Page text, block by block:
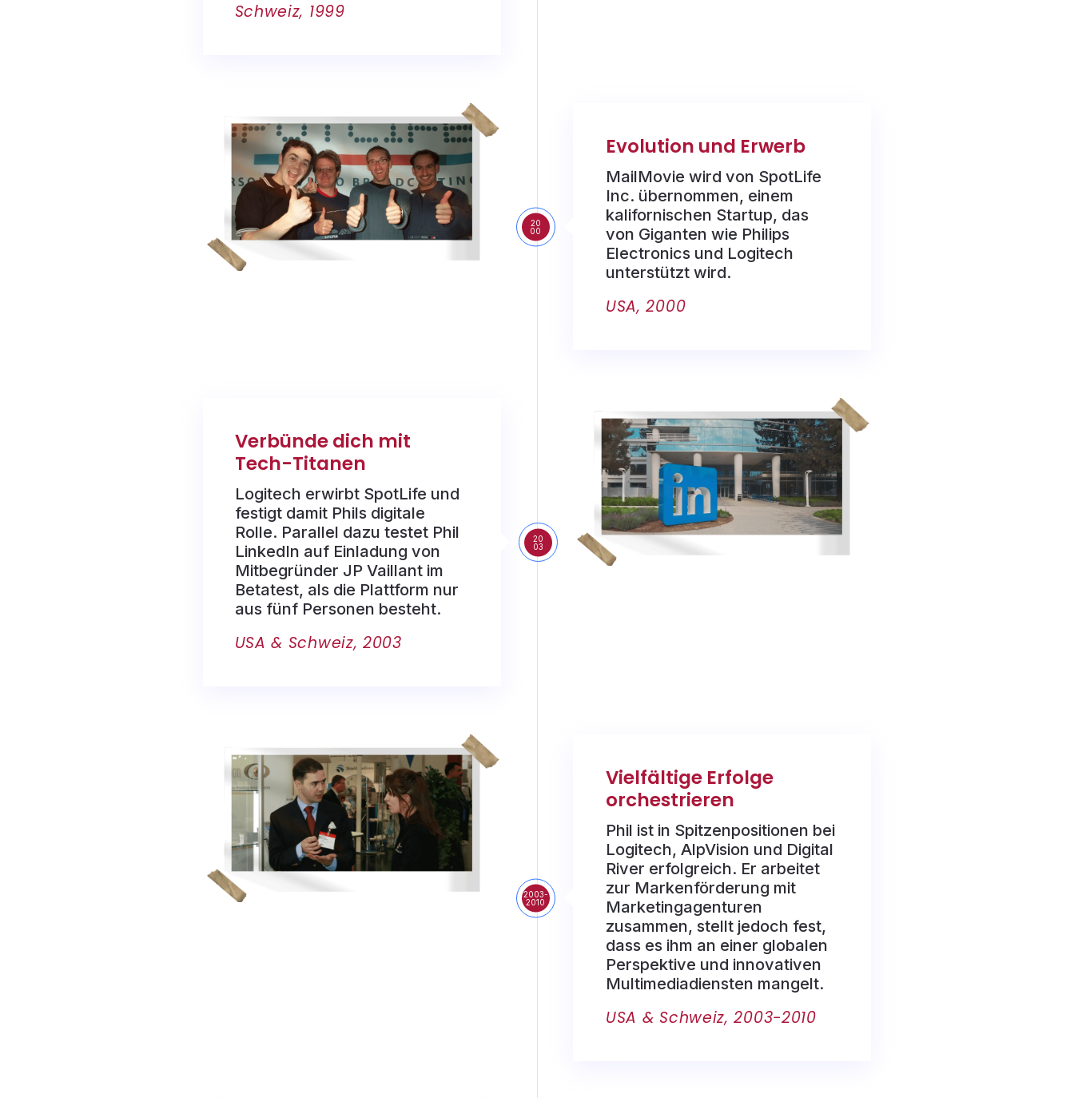
Schweiz, 1999
20
00
Evolution und Erwerb
MailMovie wird von SpotLife
Inc. übernommen, einem
kalifornischen Startup, das
von Giganten wie Philips
Electronics und Logitech
unterstützt wird.
USA, 2000
20
03
Verbünde dich mit
Tech-Titanen
Logitech erwirbt SpotLife und
festigt damit Phils digitale
Rolle. Parallel dazu testet Phil
LinkedIn auf Einladung von
Mitbegründer JP Vaillant im
Betatest, als die Plattform nur
aus fünf Personen besteht.
USA & Schweiz, 2003
2003-
2010
Vielfältige Erfolge
orchestrieren
Phil ist in Spitzenpositionen bei
Logitech, AlpVision und Digital
River erfolgreich. Er arbeitet
zur Markenförderung mit
Marketingagenturen
zusammen, stellt jedoch fest,
dass es ihm an einer globalen
Perspektive und innovativen
Multimediadiensten mangelt.
USA & Schweiz, 2003-2010